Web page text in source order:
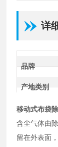
详
品牌
产地类别
移动式布袋
含尘气体由
留在外表面